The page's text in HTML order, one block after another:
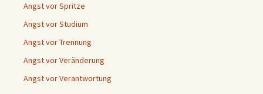
Angst vor Spritze
Angst vor Studium
Angst vor Trennung
Angst vor Veränderung
Angst vor Verantwortung